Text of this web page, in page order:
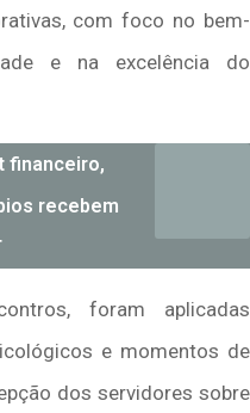
com foco no bem-
e na excelência do
financeiro,
recebem
foram aplicadas
e momentos de
dos servidores sobre